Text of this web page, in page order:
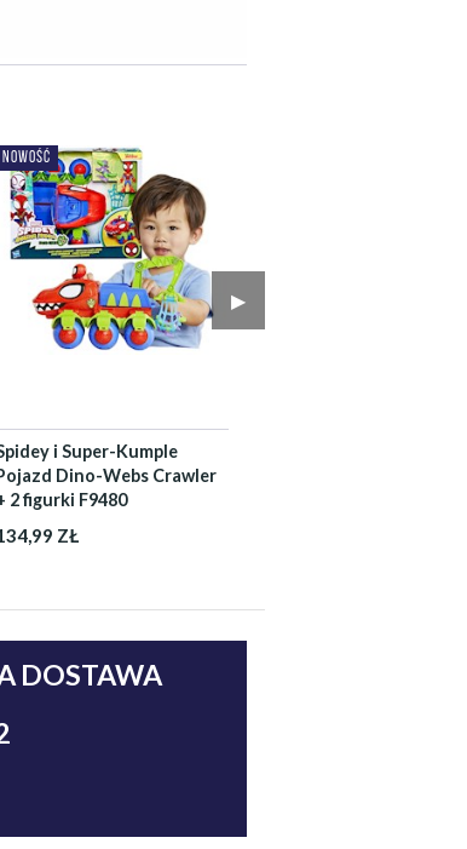
▶︎
NOWOŚĆ
i Super-Kumple
Dino-Webs Crawler
2 figurki F9480
ZŁ
DOSTAWA